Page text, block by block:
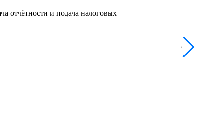
отчётности и подача налоговых